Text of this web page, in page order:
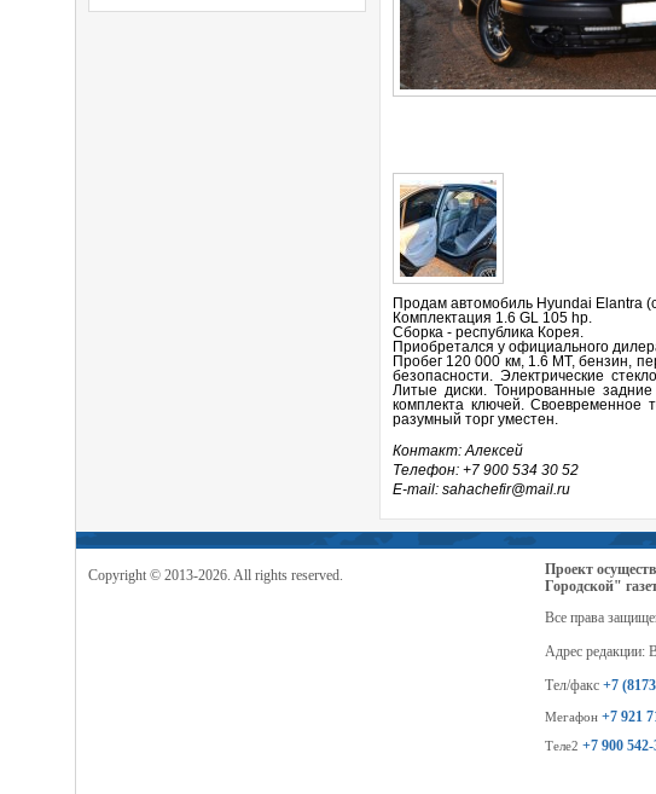
Продам автомобиль Hyundai Elantra
Комплектация 1.6 GL 105 hp.
Сборка - республика Корея.
Приобретался у официального
Пробег 120 000 км, 1.6 МТ, бензин,
безопасности. Электрические
Литые диски. Тонированные
комплекта ключей. Своевременное
разумный торг уместен.
Контакт: Алексей
Телефон: +7 900 534 30 52
E-mail: sahachefir@mail.ru
Copyright © 2013-2026. All rights reserved.
Проект
Городской"
Все права
Адрес редакции:
Тел/факс +7
Мегафон +7 921
Теле2 +7 900